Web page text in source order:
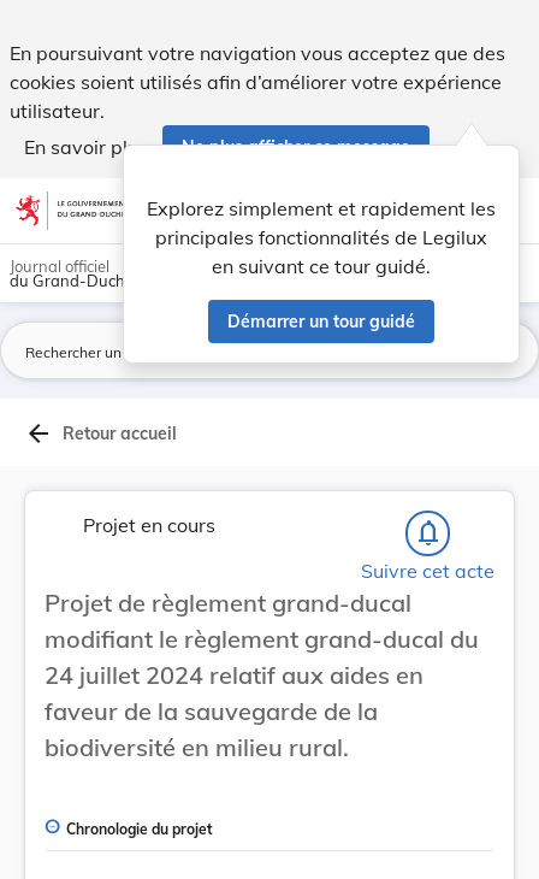
En poursuivant votre navigation vous acceptez que des
cookies soient utilisés afin d’améliorer votre expérience
utilisateur.
En savoir plus
Ne plus afficher ce message
Aller au contenu account_circle help Aide
Explorez simplement et rapidement les
principales fonctionnalités de Legilux
en suivant ce tour guidé.
Démarrer un tour guidé
light_mode dark_mode
Journal officiel
du Grand-Duché de Luxembourg
arrow_back Retour accueil
Projet en cours notifications_none
Suivre cet acte
Projet de règlement grand-ducal
modifiant le règlement grand-ducal du
24 juillet 2024 relatif aux aides en
faveur de la sauvegarde de la
biodiversité en milieu rural.
Chronologie du projet